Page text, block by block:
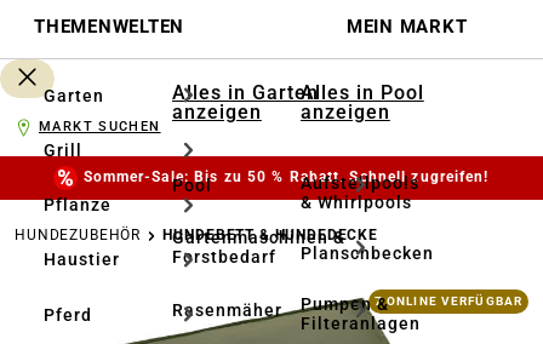
THEMENWELTEN MEIN MARKT
Garten
Grill
Pflanze
Haustier
Pferd
Alles in Garten
anzeigen
Pool
Gartenmaschinen &
Forstbedarf
Rasenmäher
Alles in Pool
anzeigen
Aufstellpools
& Whirlpools
Planschbecken
Pumpen &
Filteranlagen
MARKT SUCHEN
Sommer-Sale: Bis zu 50 % Rabatt. Schnell zugreifen!
HUNDEZUBEHÖR HUNDEBETT & HUNDEDECKE
Bildergalerie überspringen 7 ONLINE VERFÜGBAR